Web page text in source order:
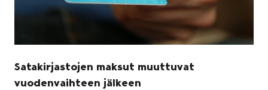
Satakirjastojen maksut muuttuvat
vuodenvaihteen jälkeen